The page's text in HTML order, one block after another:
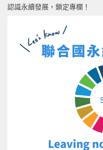
認識永續發展，鎖定專欄！